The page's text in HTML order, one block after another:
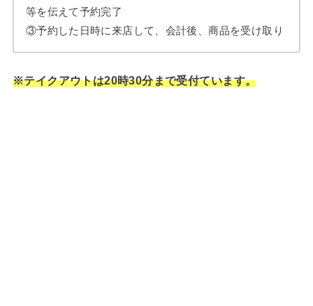
等を伝えて予約完了
③予約した日時に来店して、会計後、商品を受け取り
※テイクアウトは20時30分まで受付ています。